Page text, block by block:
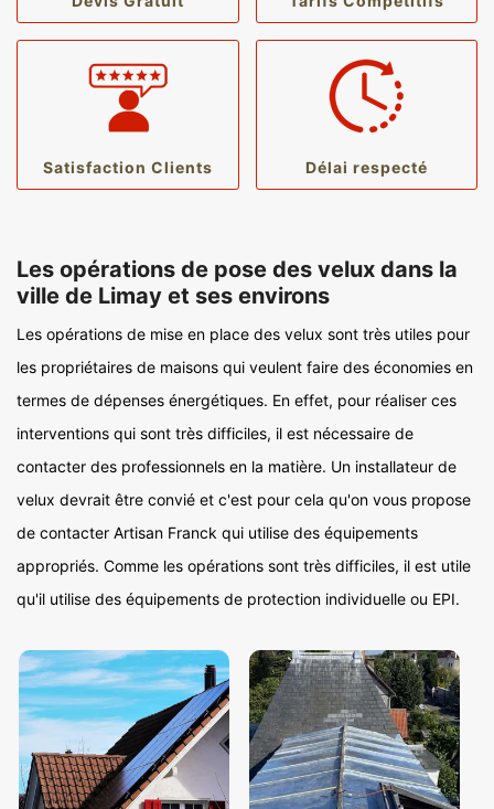
Satisfaction Clients Délai respecté
Les opérations de pose des velux dans la
ville de Limay et ses environs
Les opérations de mise en place des velux sont très utiles pour
les propriétaires de maisons qui veulent faire des économies en
termes de dépenses énergétiques. En effet, pour réaliser ces
interventions qui sont très difficiles, il est nécessaire de
contacter des professionnels en la matière. Un installateur de
velux devrait être convié et c'est pour cela qu'on vous propose
de contacter Artisan Franck qui utilise des équipements
appropriés. Comme les opérations sont très difficiles, il est utile
qu'il utilise des équipements de protection individuelle ou EPI.